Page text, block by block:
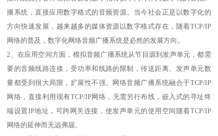
播系统，直接应用数字格式的音频资源。当今社会正是以数字化的
方向快速发展，越来越多的媒体资源以数字格式存在，随着TCP/IP
网络的普及，数字化网络音频广播系统是必然的发展方向。
2、在应用空间方面，模拟音频广播系统从节目源到发声单元，都需
要的音频线路连接，受功率和线路的限制，传送距离、发声单元数
量都受到很大局限，扩展性不强。网络音频广播系统融合于TCP/IP
网络，直接利用现有TCP/IP网络，无需另行布线，嵌入式的寻址终
端设置IP地址，可跨网关连接，使发声单元的使用空间随着TCP/IP
网络的延伸而无远弗届。